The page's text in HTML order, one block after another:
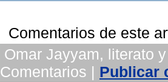
Comentarios de este
Omar Jayyam, literato
Comentarios | Publicar